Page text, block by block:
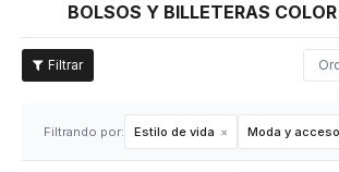
BOLSOS Y BILLETERAS
Filtrando por: Estilo de vida Moda y